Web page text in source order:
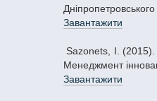
Завантажити
Sazonets, I. (2015). Реалізація методологічних підходів до оцінки знань у наукометричних базах. Вісник Дніпропетровського університету. Серія:
Менеджмент
Завантажити